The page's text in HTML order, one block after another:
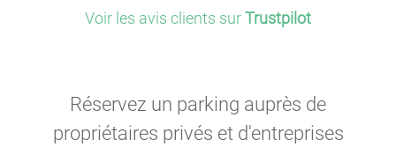
Voir les avis clients surTrustpilot
Réservez un parking auprès de
propriétaires privés et d'entreprises
P